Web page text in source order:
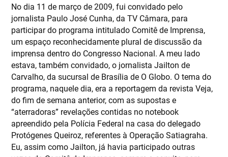
No dia 11 de março de 2009, fui convidado pelo
jornalista Paulo José Cunha, da TV Câmara, para
participar do programa intitulado Comitê de Imprensa,
um espaço reconhecidamente plural de discussão da
imprensa dentro do Congresso Nacional. A meu lado
estava, também convidado, o jornalista Jailton de
Carvalho, da sucursal de Brasília de O Globo. O tema do
programa, naquele dia, era a reportagem da revista Veja,
do fim de semana anterior, com as supostas e
“aterradoras” revelações contidas no notebook
apreendido pela Polícia Federal na casa do delegado
Protógenes Queiroz, referentes à Operação Satiagraha.
Eu, assim como Jailton, já havia participado outras